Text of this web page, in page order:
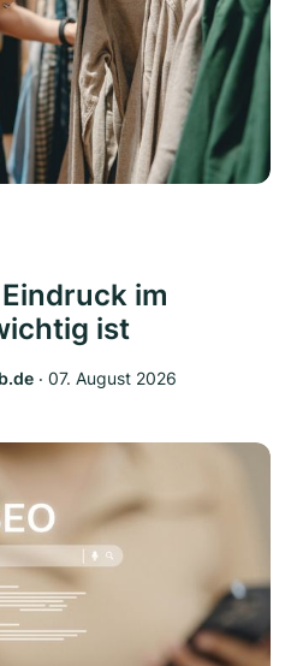
im
ist
‧ 07. August 2026